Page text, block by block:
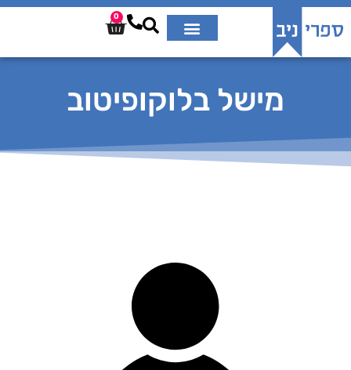
0
מישל בלוקופיטוב